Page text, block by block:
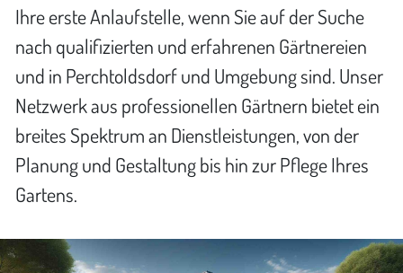
Ihre erste Anlaufstelle, wenn Sie auf der Suche
nach qualifizierten und erfahrenen Gärtnereien
und in Perchtoldsdorf und Umgebung sind. Unser
Netzwerk aus professionellen Gärtnern bietet ein
breites Spektrum an Dienstleistungen, von der
Planung und Gestaltung bis hin zur Pflege Ihres
Gartens.